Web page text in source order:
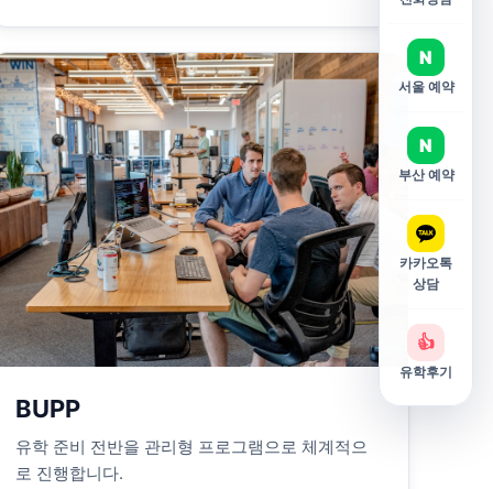
BUPP
유학 준비 전반을 관리형 프로그램으로 체계적으
로 진행합니다.
N
서울 예약
N
부산 예약
카카오톡
상담
👍
유학후기